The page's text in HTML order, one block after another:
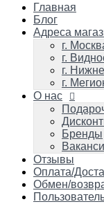
Главная
Блог
Адреса
г.
г.
г.
г.
О нас
Бренды
Отзывы
Оплата/
Обмен/